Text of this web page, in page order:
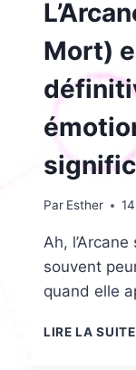
Mort)
Par Esther
Ah,
souvent
quand elle
LIRE LA SUITE